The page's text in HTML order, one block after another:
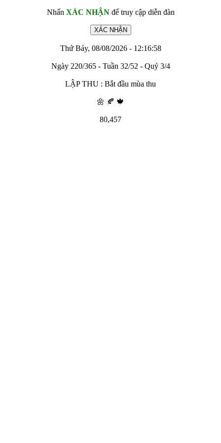
Nhấn XÁC NHẬNđể truy cập diễn đàn
Thứ Bảy, 08/08/2026 - 12:16:58
Ngày 220/365 - Tuần 32/52 - Quý 3/4
LẬP THU : Bắt đầu mùa thu
🌼 🍂 🍁
80,457